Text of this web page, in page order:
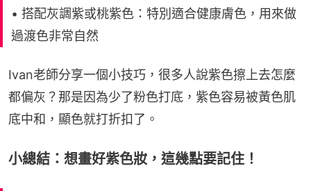
• 搭配灰調紫或桃紫色：特別適合健康膚色，用來做
過渡色非常自然
Ivan老師分享一個小技巧，很多人說紫色擦上去怎麼
都偏灰？那是因為少了粉色打底，紫色容易被黃色肌
底中和，顯色就打折扣了。
小總結：想畫好紫色妝，這幾點要記住！